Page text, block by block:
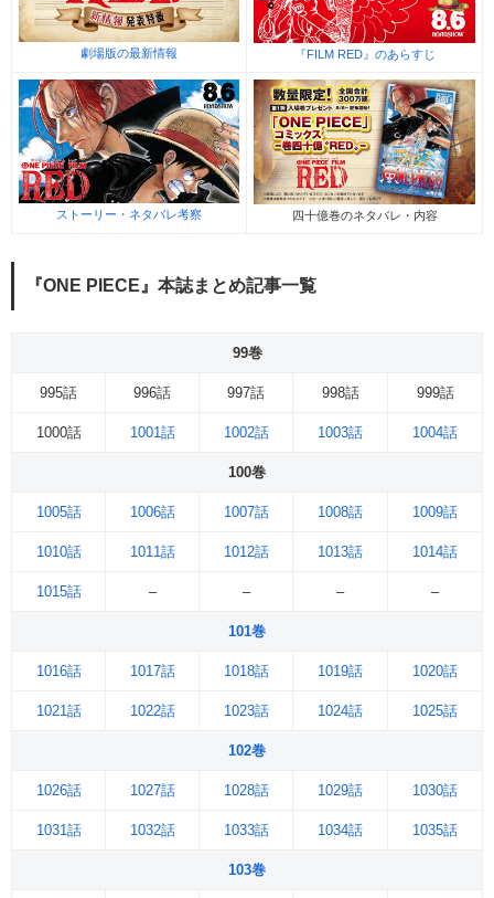
劇場版の最新情報 『FILM RED』のあらすじ
ストーリー・ネタバレ考察 四十億巻のネタバレ・内容
『ONE PIECE』本誌まとめ記事一覧
99巻
995話 996話 997話 998話 999話
1000話 1001話 1002話 1003話 1004話
100巻
1005話 1006話 1007話 1008話 1009話
1010話 1011話 1012話 1013話 1014話
1015話 – – – –
101巻
1016話 1017話 1018話 1019話 1020話
1021話 1022話 1023話 1024話 1025話
102巻
1026話 1027話 1028話 1029話 1030話
1031話 1032話 1033話 1034話 1035話
103巻